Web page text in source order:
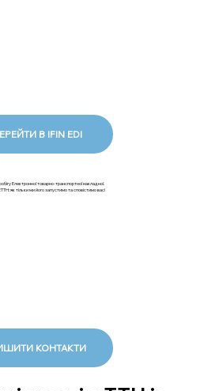
Електронної товарно-транспортної накладної.
як тільки ми його запустимо та сповістимо вас!
В IFIN EDI
КОНТАКТИ